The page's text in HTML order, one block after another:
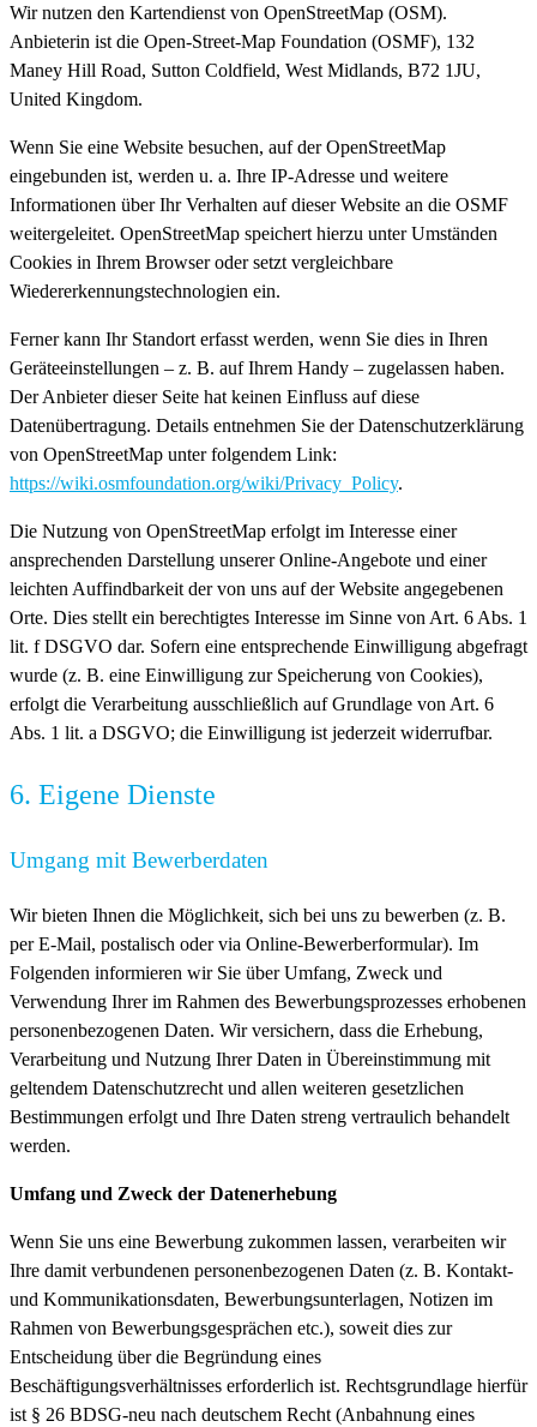
Wir nutzen den Kartendienst von OpenStreetMap (OSM).
Anbieterin ist die Open-Street-Map Foundation (OSMF), 132
Maney Hill Road, Sutton Coldfield, West Midlands, B72 1JU,
United Kingdom.
Wenn Sie eine Website besuchen, auf der OpenStreetMap
eingebunden ist, werden u. a. Ihre IP-Adresse und weitere
Informationen über Ihr Verhalten auf dieser Website an die OSMF
weitergeleitet. OpenStreetMap speichert hierzu unter Umständen
Cookies in Ihrem Browser oder setzt vergleichbare
Wiedererkennungstechnologien ein.
Ferner kann Ihr Standort erfasst werden, wenn Sie dies in Ihren
Geräteeinstellungen – z. B. auf Ihrem Handy – zugelassen haben.
Der Anbieter dieser Seite hat keinen Einfluss auf diese
Datenübertragung. Details entnehmen Sie der Datenschutzerklärung
von OpenStreetMap unter folgendem Link:
https://wiki.osmfoundation.org/wiki/Privacy_Policy.
Die Nutzung von OpenStreetMap erfolgt im Interesse einer
ansprechenden Darstellung unserer Online-Angebote und einer
leichten Auffindbarkeit der von uns auf der Website angegebenen
Orte. Dies stellt ein berechtigtes Interesse im Sinne von Art. 6 Abs. 1
lit. f DSGVO dar. Sofern eine entsprechende Einwilligung abgefragt
wurde (z. B. eine Einwilligung zur Speicherung von Cookies),
erfolgt die Verarbeitung ausschließlich auf Grundlage von Art. 6
Abs. 1 lit. a DSGVO; die Einwilligung ist jederzeit widerrufbar.
6. Eigene Dienste
Umgang mit Bewerberdaten
Wir bieten Ihnen die Möglichkeit, sich bei uns zu bewerben (z. B.
per E-Mail, postalisch oder via Online-Bewerberformular). Im
Folgenden informieren wir Sie über Umfang, Zweck und
Verwendung Ihrer im Rahmen des Bewerbungsprozesses erhobenen
personenbezogenen Daten. Wir versichern, dass die Erhebung,
Verarbeitung und Nutzung Ihrer Daten in Übereinstimmung mit
geltendem Datenschutzrecht und allen weiteren gesetzlichen
Bestimmungen erfolgt und Ihre Daten streng vertraulich behandelt
werden.
Umfang und Zweck der Datenerhebung
Wenn Sie uns eine Bewerbung zukommen lassen, verarbeiten wir
Ihre damit verbundenen personenbezogenen Daten (z. B. Kontakt-
und Kommunikationsdaten, Bewerbungsunterlagen, Notizen im
Rahmen von Bewerbungsgesprächen etc.), soweit dies zur
Entscheidung über die Begründung eines
Beschäftigungsverhältnisses erforderlich ist. Rechtsgrundlage hierfür
ist § 26 BDSG-neu nach deutschem Recht (Anbahnung eines